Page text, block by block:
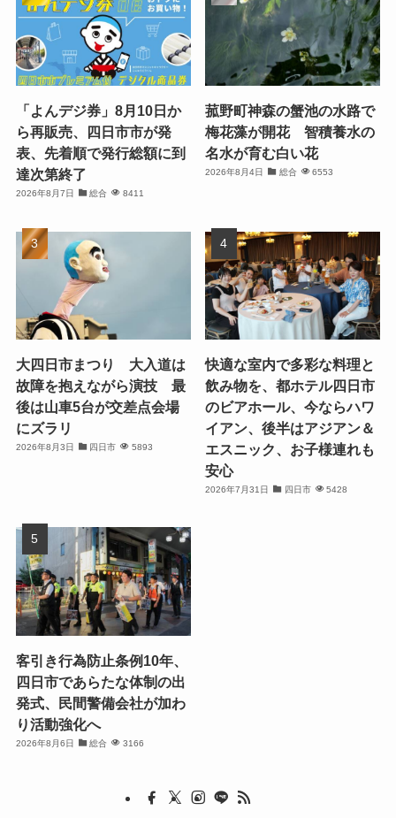
「よんデジ券」8月10日か
ら再販売、四日市市が発
表、先着順で発行総額に到
達次第終了
2026年8月7日 総合 8411
菰野町神森の蟹池の水路で
梅花藻が開花 智積養水の
名水が育む白い花
2026年8月4日 総合 6553
大四日市まつり 大入道は
故障を抱えながら演技 最
後は山車5台が交差点会場
にズラリ
2026年8月3日 四日市 5893
快適な室内で多彩な料理と
飲み物を、都ホテル四日市
のビアホール、今ならハワ
イアン、後半はアジアン＆
エスニック、お子様連れも
安心
2026年7月31日 四日市 5428
客引き行為防止条例10年、
四日市であらたな体制の出
発式、民間警備会社が加わ
り活動強化へ
2026年8月6日 総合 3166